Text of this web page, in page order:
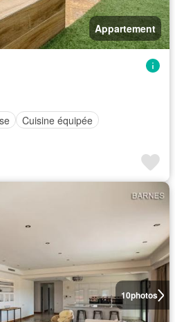
Appartement
Cuisine équipée
10photos